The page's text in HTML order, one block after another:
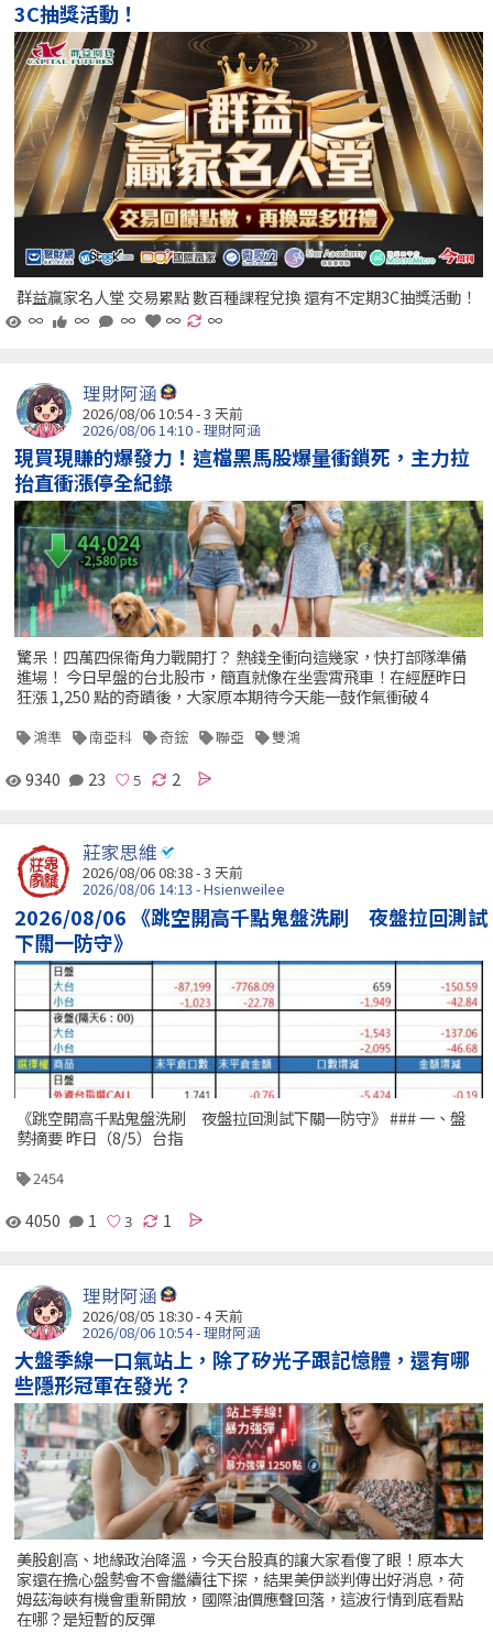
3C抽獎活動！
群益贏家名人堂 交易累點 數百種課程兌換 還有不定期3C抽獎活動！
∞
∞ ∞ ∞ ∞
理財阿涵
2026/08/06 10:54 - 3 天前
2026/08/06 14:10 - 理財阿涵
現買現賺的爆發力！這檔黑馬股爆量衝鎖死，主力拉
抬直衝漲停全紀錄
驚呆！四萬四保衛角力戰開打？ 熱錢全衝向這幾家，快打部隊準備
進場！ 今日早盤的台北股市，簡直就像在坐雲霄飛車！在經歷昨日
狂漲 1,250 點的奇蹟後，大家原本期待今天能一鼓作氣衝破 4
鴻準 南亞科 奇鋐 聯亞 雙鴻
9340 23 2
莊家思維
2026/08/06 08:38 - 3 天前
2026/08/06 14:13 - Hsienweilee
2026/08/06 《跳空開高千點鬼盤洗刷 夜盤拉回測試
下關一防守》
《跳空開高千點鬼盤洗刷 夜盤拉回測試下關一防守》 ### 一、盤
勢摘要 昨日（8/5）台指
2454
4050 1 1
理財阿涵
2026/08/05 18:30 - 4 天前
2026/08/06 10:54 - 理財阿涵
大盤季線一口氣站上，除了矽光子跟記憶體，還有哪
些隱形冠軍在發光？
美股創高、地緣政治降溫，今天台股真的讓大家看傻了眼！原本大
家還在擔心盤勢會不會繼續往下探，結果美伊談判傳出好消息，荷
姆茲海峽有機會重新開放，國際油價應聲回落，這波行情到底看點
在哪？是短暫的反彈